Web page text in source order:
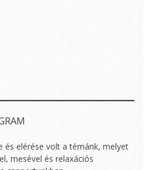
és elérése volt a témánk, melyet
mesével és relaxációs